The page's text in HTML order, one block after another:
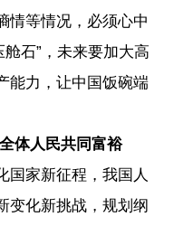
情等情况，必须心中
石”，未来要加大高
能力，让中国饭碗端
体人民共同富裕
国家新征程，我国人
变化新挑战，规划纲